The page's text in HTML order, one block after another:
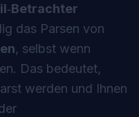
das Parsen von
, selbst wenn
Das bedeutet,
werden und Ihnen